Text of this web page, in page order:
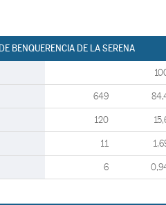
BENQUERENCIA DE LA SERENA
649
120
11
6